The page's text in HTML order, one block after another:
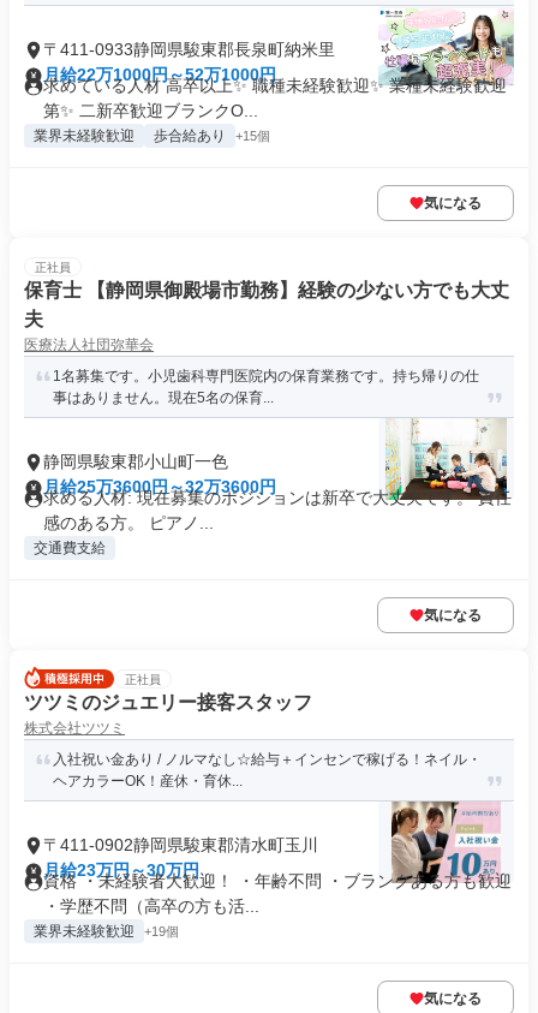
〒411-0933静岡県駿東郡長泉町納米里
月給22万1000円～52万1000円
求めている人材 高卒以上✨ 職種未経験歓迎✨ 業種未経験歓迎
第✨ 二新卒歓迎ブランクO...
業界未経験歓迎 歩合給あり +15個
気になる
正社員
保育士 【静岡県御殿場市勤務】経験の少ない方でも大丈
夫
医療法人社団弥華会
1名募集です。小児歯科専門医院内の保育業務です。持ち帰りの仕
事はありません。現在5名の保育...
静岡県駿東郡小山町一色
月給25万3600円～32万3600円
求める人材: 現在募集のポジションは新卒で大丈夫です。 責任
感のある方。 ピアノ...
交通費支給
気になる
正社員
ツツミのジュエリー接客スタッフ
株式会社ツツミ
入社祝い金あり / ノルマなし☆給与＋インセンで稼げる！ネイル・
ヘアカラーOK！産休・育休...
〒411-0902静岡県駿東郡清水町玉川
月給23万円～30万円
資格 ・未経験者大歓迎！ ・年齢不問 ・ブランクある方も歓迎
・学歴不問（高卒の方も活...
業界未経験歓迎 +19個
気になる